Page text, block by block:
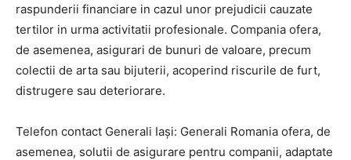
raspunderii financiare in cazul unor prejudicii cauzate
tertilor in urma activitatii profesionale. Compania ofera,
de asemenea, asigurari de bunuri de valoare, precum
colectii de arta sau bijuterii, acoperind riscurile de furt,
distrugere sau deteriorare.
Telefon contact Generali Iași: Generali Romania ofera, de
asemenea, solutii de asigurare pentru companii, adaptate